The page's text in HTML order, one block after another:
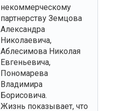
некоммерческому
партнерству Земцова
Александра
Николаевича,
Аблесимова Николая
Евгеньевича,
Пономарева
Владимира
Борисовича.
Жизнь показывает, что